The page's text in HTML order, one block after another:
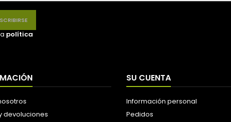
política
devoluciones
SU CUENTA
Información personal
Pedidos